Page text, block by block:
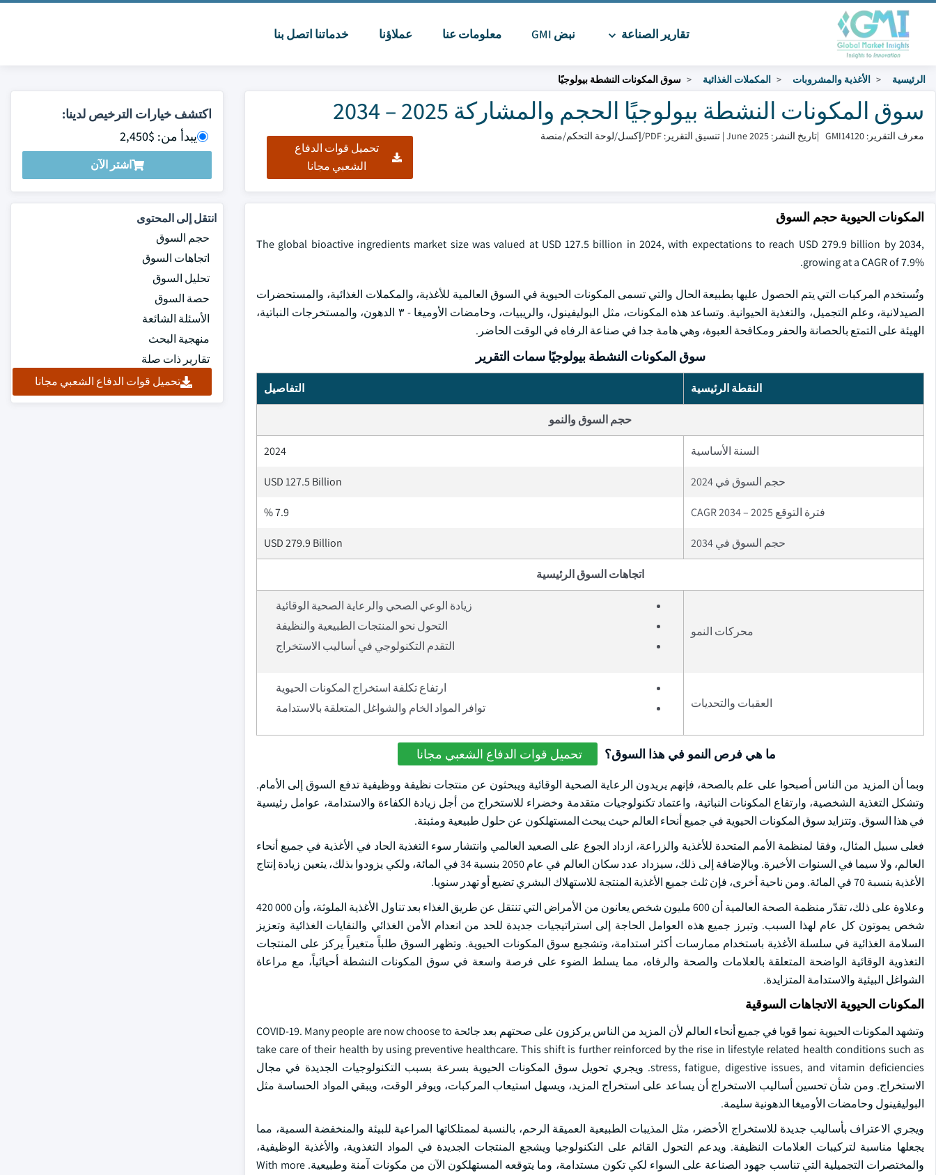
تقارير الصناعة نبض GMI معلومات عنا عملاؤنا خدماتنا اتصل بنا
الرئيسية الأغذية والمشروبات المكملات الغذائية سوق المكونات النشطة بيولوجيًا
سوق المكونات النشطة بيولوجيًا الحجم والمشاركة 2025 – 2034
معرف التقرير: GMI14120 |تاريخ النشر: June 2025 | تنسيق التقرير: PDF/إكسل/لوحة التحكم/منصة
تحميل قوات الدفاع
الشعبي مجانا
اكتشف خيارات الترخيص لدينا:
يبدأ من: $2,450
اشتر الآن
المكونات الحيوية حجم السوق
The global bioactive ingredients market size was valued at USD 127.5 billion in 2024, with expectations to reach USD 279.9 billion by 2034,
growing at a CAGR of 7.9%.
وتُستخدم المركبات التي يتم الحصول عليها بطبيعة الحال والتي تسمى المكونات الحيوية في السوق العالمية للأغذية، والمكملات الغذائية، والمستحضرات
الصيدلانية، وعلم التجميل، والتغذية الحيوانية. وتساعد هذه المكونات، مثل البوليفينول، والريبيات، وحامضات الأوميغا - ٣ الدهون، والمستخرجات النباتية،
الهيئة على التمتع بالحصانة والحفر ومكافحة العبوة، وهي هامة جدا في صناعة الرفاه في الوقت الحاضر.
سوق المكونات النشطة بيولوجيًا سمات التقرير
النقطة الرئيسية التفاصيل
حجم السوق والنمو
السنة الأساسية 2024
حجم السوق في 2024 USD 127.5 Billion
فترة التوقع 2025 – 2034 CAGR 7.9 %
حجم السوق في 2034 USD 279.9 Billion
اتجاهات السوق الرئيسية
محركات النمو
زيادة الوعي الصحي والرعاية الصحية الوقائية
التحول نحو المنتجات الطبيعية والنظيفة
التقدم التكنولوجي في أساليب الاستخراج
العقبات والتحديات
ارتفاع تكلفة استخراج المكونات الحيوية
توافر المواد الخام والشواغل المتعلقة بالاستدامة
ما هي فرص النمو في هذا السوق؟ تحميل قوات الدفاع الشعبي مجانا
وبما أن المزيد من الناس أصبحوا على علم بالصحة، فإنهم يريدون الرعاية الصحية الوقائية ويبحثون عن منتجات نظيفة ووظيفية تدفع السوق إلى الأمام.
وتشكل التغذية الشخصية، وارتفاع المكونات النباتية، واعتماد تكنولوجيات متقدمة وخضراء للاستخراج من أجل زيادة الكفاءة والاستدامة، عوامل رئيسية
في هذا السوق. وتتزايد سوق المكونات الحيوية في جميع أنحاء العالم حيث يبحث المستهلكون عن حلول طبيعية ومثبتة.
فعلى سبيل المثال، وفقا لمنظمة الأمم المتحدة للأغذية والزراعة، ازداد الجوع على الصعيد العالمي وانتشار سوء التغذية الحاد في الأغذية في جميع أنحاء
العالم، ولا سيما في السنوات الأخيرة. وبالإضافة إلى ذلك، سيزداد عدد سكان العالم في عام 2050 بنسبة 34 في المائة، ولكي يزودوا بذلك، يتعين زيادة إنتاج
الأغذية بنسبة 70 في المائة. ومن ناحية أخرى، فإن ثلث جميع الأغذية المنتجة للاستهلاك البشري تضيع أو تهدر سنويا.
وعلاوة على ذلك، تقدّر منظمة الصحة العالمية أن 600 مليون شخص يعانون من الأمراض التي تنتقل عن طريق الغذاء بعد تناول الأغذية الملوثة، وأن 000 420
شخص يموتون كل عام لهذا السبب. وتبرز جميع هذه العوامل الحاجة إلى استراتيجيات جديدة للحد من انعدام الأمن الغذائي والنفايات الغذائية وتعزيز
السلامة الغذائية في سلسلة الأغذية باستخدام ممارسات أكثر استدامة، وتشجيع سوق المكونات الحيوية. وتظهر السوق طلباً متغيراً يركز على المنتجات
التغذوية الوقائية الواضحة المتعلقة بالعلامات والصحة والرفاه، مما يسلط الضوء على فرصة واسعة في سوق المكونات النشطة أحيائياً، مع مراعاة
الشواغل البيئية والاستدامة المتزايدة.
المكونات الحيوية الاتجاهات السوقية
وتشهد المكونات الحيوية نموا قويا في جميع أنحاء العالم لأن المزيد من الناس يركزون على صحتهم بعد جائحة COVID-19. Many people are now choose to
take care of their health by using preventive healthcare. This shift is further reinforced by the rise in lifestyle related health conditions such as
stress, fatigue, digestive issues, and vitamin deficiencies. ويجري تحويل سوق المكونات الحيوية بسرعة بسبب التكنولوجيات الجديدة في مجال
الاستخراج. ومن شأن تحسين أساليب الاستخراج أن يساعد على استخراج المزيد، ويسهل استيعاب المركبات، ويوفر الوقت، ويبقي المواد الحساسة مثل
البوليفينول وحامضات الأوميغا الدهونية سليمة.
ويجري الاعتراف بأساليب جديدة للاستخراج الأخضر، مثل المذيبات الطبيعية العميقة الرحم، بالنسبة لممتلكاتها المراعية للبيئة والمنخفضة السمية، مما
يجعلها مناسبة لتركيبات العلامات النظيفة. ويدعم التحول القائم على التكنولوجيا ويشجع المنتجات الجديدة في المواد التغذوية، والأغذية الوظيفية،
والمختصرات التجميلية التي تناسب جهود الصناعة على السواء لكي تكون مستدامة، وما يتوقعه المستهلكون الآن من مكونات آمنة وطبيعية. With more
انتقل إلى المحتوى
حجم السوق
اتجاهات السوق
تحليل السوق
حصة السوق
الأسئلة الشائعة
منهجية البحث
تقارير ذات صلة
تحميل قوات الدفاع الشعبي مجانا